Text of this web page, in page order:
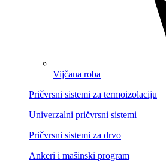
Vijčana roba
Pričvrsni sistemi za termoizolaciju
Univerzalni pričvrsni sistemi
Pričvrsni sistemi za drvo
Ankeri i mašinski program